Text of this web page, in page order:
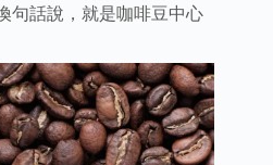
句話說，就是咖啡豆中心